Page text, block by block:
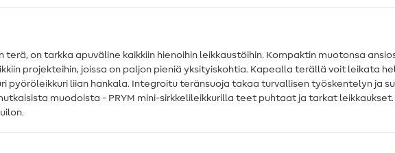
terä, on tarkka apuväline kaikkiin hienoihin leikkaustöihin. Kompaktin muotonsa
projekteihin, joissa on paljon pieniä yksityiskohtia. Kapealla terällä voit leikata
pyöröleikkuri liian hankala. Integroitu teränsuoja takaa turvallisen työskentelyn ja
muodoista - PRYM mini-sirkkelileikkurilla teet puhtaat ja tarkat